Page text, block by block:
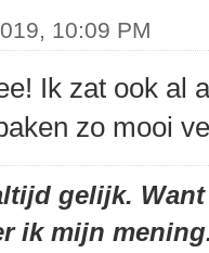
10:09 PM
Ik zat ook al
zo mooi
gelijk.
ik mijn